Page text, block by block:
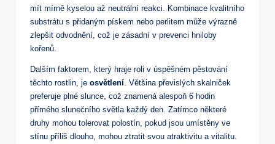
mít mírně kyselou až neutrální reakci. Kombinace kvalitního
substrátu s přidaným pískem nebo perlitem může výrazně
zlepšit odvodnění, což je zásadní v prevenci hniloby
kořenů.
Dalším faktorem, který hraje roli v úspěšném pěstování
těchto rostlin, je osvětlení . Většina převislých skalniček
preferuje plné slunce, což znamená alespoň 6 hodin
přímého slunečního světla každý den. Zatímco některé
druhy mohou tolerovat polostín, pokud jsou umístěny ve
stínu příliš dlouho, mohou ztratit svou atraktivitu a vitalitu.